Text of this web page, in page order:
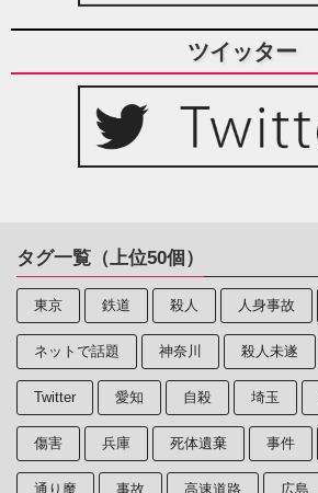
ツイッター
タグ一覧（上位50個）
東京 鉄道 殺人 人身事故
ネットで話題 神奈川 殺人未遂
Twitter 愛知 自殺 埼玉
傷害 兵庫 死体遺棄 事件
通り魔 事故 高速道路 広島